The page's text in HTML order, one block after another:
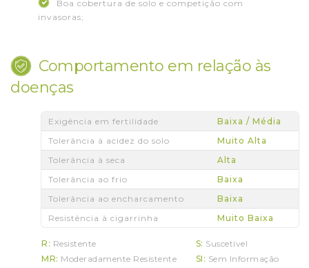
Boa cobertura de solo e competição com
invasoras;
Comportamento em relação às
doenças
Exigência em fertilidade
Baixa / Média
Tolerância à acidez do solo
Muito Alta
Tolerância à seca
Alta
Tolerância ao frio
Baixa
Tolerância ao encharcamento
Baixa
Resistência à cigarrinha
Muito Baixa
R: Resistente S: Suscetível
MR: Moderadamente Resistente SI: Sem Informação